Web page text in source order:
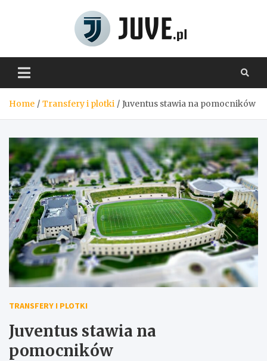
Home Transfery i plotki Juventus stawia na pomocników
TRANSFERY I PLOTKI
Juventus stawia na
pomocników